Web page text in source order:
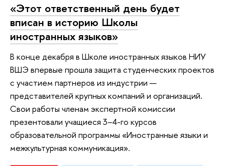
«Этот ответственный день будет
вписан в историю Школы
иностранных языков»
В конце декабря в Школе иностранных языков НИУ
ВШЭ впервые прошла защита студенческих проектов
с участием партнеров из индустрии —
представителей крупных компаний и организаций.
Свои работы членам экспертной комиссии
презентовали учащиеся 3–4-го курсов
образовательной программы «Иностранные языки и
межкультурная коммуникация».